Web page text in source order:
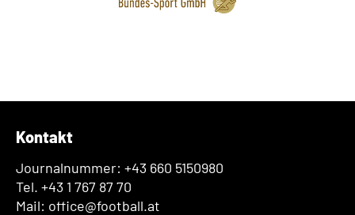
Kontakt
Journalnummer: +43 660 5150980
Tel. +43 1 767 87 70
Mail: office@football.at